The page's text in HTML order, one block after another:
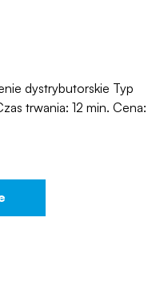
dystrybutorskie Typ
trwania: 12 min. Cena: